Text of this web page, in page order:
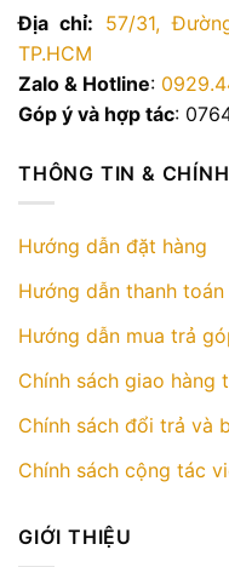
Địa chỉ: 57/31,
TP.HCM
Zalo & Hotline:
Góp ý và hợp tác:
THÔNG TIN &
Hướng dẫn đặt hàng
Hướng dẫn thanh toán
Hướng dẫn mua trả
Chính sách giao hàng
Chính sách đổi trả và
Chính sách cộng tác
GIỚI THIỆU